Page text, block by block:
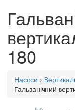
180
Насоси ›
Гальванічний